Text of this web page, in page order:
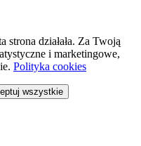
działała. Za Twoją
i marketingowe,
Polityka cookies
wszystkie